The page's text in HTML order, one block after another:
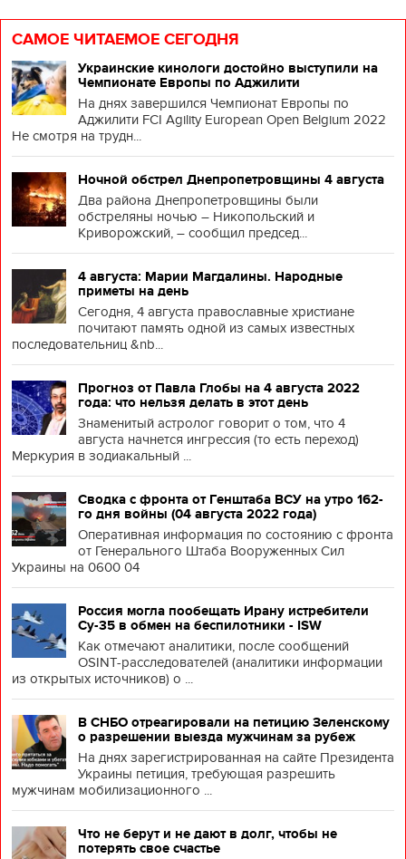
САМОЕ ЧИТАЕМОЕ СЕГОДНЯ
Украинские кинологи достойно выступили на
Чемпионате Европы по Аджилити
На днях завершился Чемпионат Европы по
Аджилити FCI Agility European Open Belgium 2022
Не смотря на трудн...
Ночной обстрел Днепропетровщины 4 августа
Два района Днепропетровщины были
обстреляны ночью – Никопольский и
Криворожский, – сообщил председ...
4 августа: Марии Магдалины. Народные
приметы на день
Сегодня, 4 августа православные христиане
почитают память одной из самых известных
последовательниц &nb...
Прогноз от Павла Глобы на 4 августа 2022
года: что нельзя делать в этот день
Знаменитый астролог говорит о том, что 4
августа начнется ингрессия (то есть переход)
Меркурия в зодиакальный ...
Сводка с фронта от Генштаба ВСУ на утро 162-
го дня войны (04 августа 2022 года)
Оперативная информация по состоянию с фронта
от Генерального Штаба Вооруженных Сил
Украины на 0600 04
Россия могла пообещать Ирану истребители
Су-35 в обмен на беспилотники - ISW
Как отмечают аналитики, после сообщений
OSINT-расследователей (аналитики информации
из открытых источников) о ...
В СНБО отреагировали на петицию Зеленскому
о разрешении выезда мужчинам за рубеж
На днях зарегистрированная на сайте Президента
Украины петиция, требующая разрешить
мужчинам мобилизационного ...
Что не берут и не дают в долг, чтобы не
потерять свое счастье